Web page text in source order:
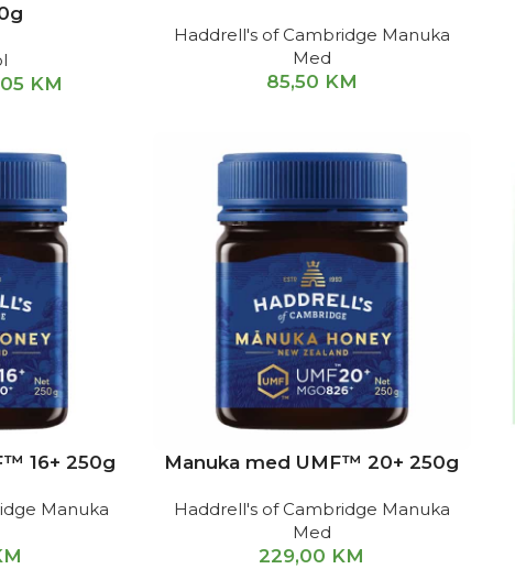
KM
Haddrell's of Cambridge Manuka
Med
85,50 KM
16+ 250g
Manuka
Manuka med UMF™ 20+ 250g
Haddrell's of Cambridge Manuka
Med
229,00 KM